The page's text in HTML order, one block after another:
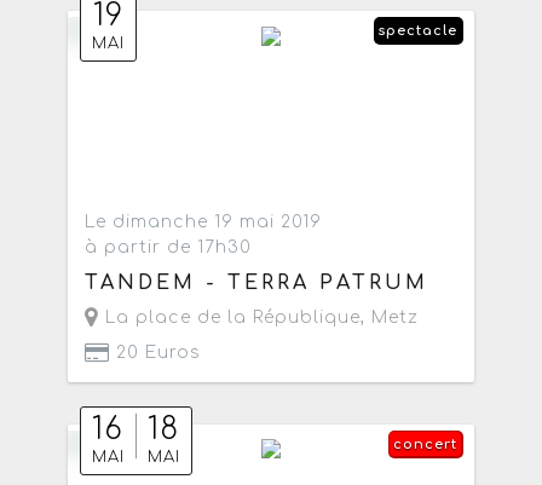
19
MAI
spectacle
Le dimanche 19 mai 2019
à partir de 17h30
TANDEM - TERRA PATRUM
La place de la République, Metz
20 Euros
16
MAI
18
MAI
concert